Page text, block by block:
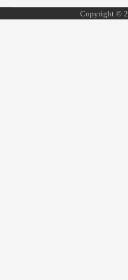
Copyright ©